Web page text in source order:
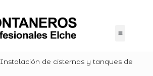
Instalación de cisternas y tanques de